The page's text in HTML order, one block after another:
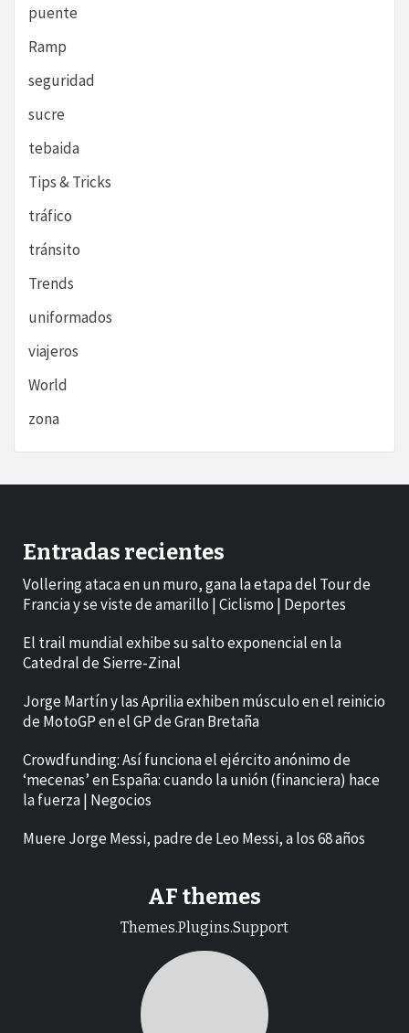
puente
Ramp
seguridad
sucre
tebaida
Tips & Tricks
tráfico
tránsito
Trends
uniformados
viajeros
World
zona
Entradas recientes
Vollering ataca en un muro, gana la etapa del Tour de
Francia y se viste de amarillo | Ciclismo | Deportes
El trail mundial exhibe su salto exponencial en la
Catedral de Sierre-Zinal
Jorge Martín y las Aprilia exhiben músculo en el reinicio
de MotoGP en el GP de Gran Bretaña
Crowdfunding: Así funciona el ejército anónimo de
‘mecenas’ en España: cuando la unión (financiera) hace
la fuerza | Negocios
Muere Jorge Messi, padre de Leo Messi, a los 68 años
AF themes
Themes.Plugins.Support